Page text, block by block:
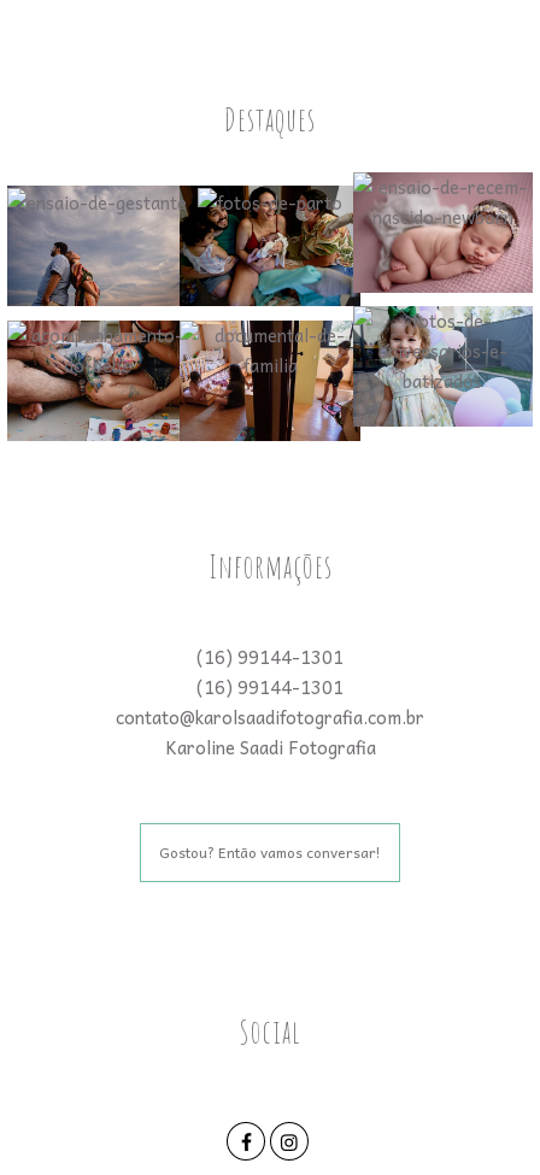
Destaques
Informações
(16) 99144-1301
(16) 99144-1301
contato@karolsaadifotografia.com.br
Karoline Saadi Fotografia
Gostou? Então vamos conversar!
Social